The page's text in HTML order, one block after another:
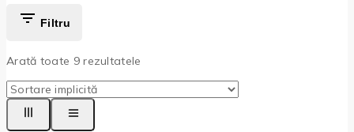
Filtru
Arată toate 9rezultatele